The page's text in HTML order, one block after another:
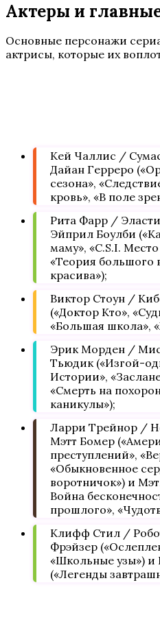
Актеры и
Основные персонажи
актрисы, которые их
Кей Чаллис /
Дайан Герреро
сезона»,
кровь», «В поле
Рита Фарр /
Эйприл Боулби
маму», «C.S.I.
«Теория большого
красива»);
Виктор Стоун /
(«Доктор Кто»,
«Большая школа»,
Эрик Морден /
Тьюдик («Изгой-
Истории»,
«Смерть на
каникулы»);
Ларри Трейнор /
Мэтт Бомер
преступлений»,
«Обыкновенное
воротничок») и
Война
прошлого»,
Клифф Стил /
Фрэйзер
«Школьные узы»)
(«Легенды